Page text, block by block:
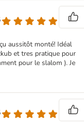
aussitôt monté! Idéal
et tres pratique pour
pour le slalom ). Je